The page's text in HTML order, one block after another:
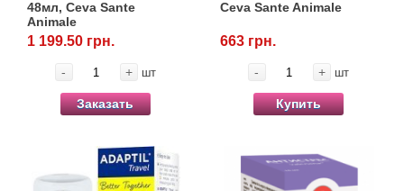
48мл, Ceva Sante
Animale
1 199.50 грн.
- + шт
Заказать
Ceva Sante Animale
663 грн.
- + шт
Купить